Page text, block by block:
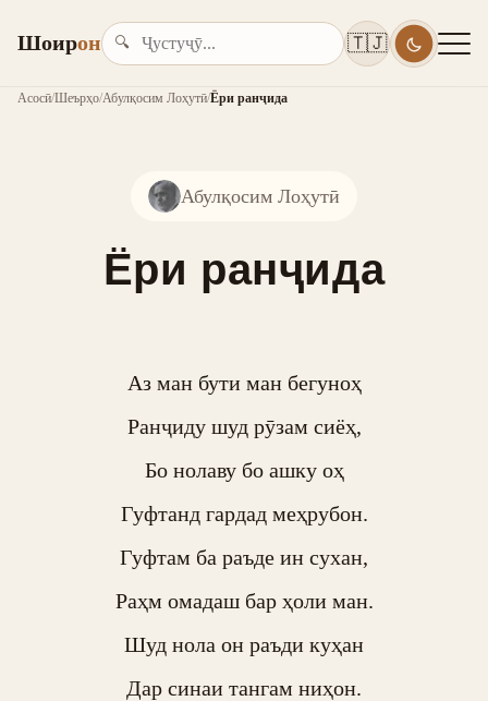
Шоирон 🔍 🇹🇯
Асосӣ/Шеърҳо/Абулқосим Лоҳутӣ/Ёри ранҷида
Абулқосим Лоҳутӣ
Ёри ранҷида
Аз ман бути ман бегуноҳ
Ранҷиду шуд рӯзам сиёҳ,
Бо нолаву бо ашку оҳ
Гуфтанд гардад меҳрубон.
Гуфтам ба раъде ин сухан,
Раҳм омадаш бар ҳоли ман.
Шуд нола он раъди куҳан
Дар синаи тангам ниҳон.